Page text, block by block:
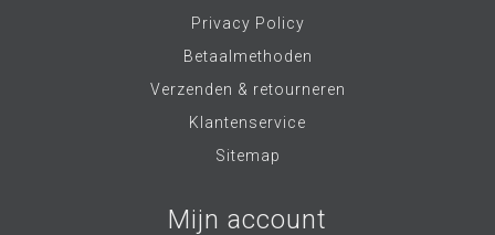
Privacy Policy
Betaalmethoden
Verzenden & retourneren
Klantenservice
Sitemap
Mijn account